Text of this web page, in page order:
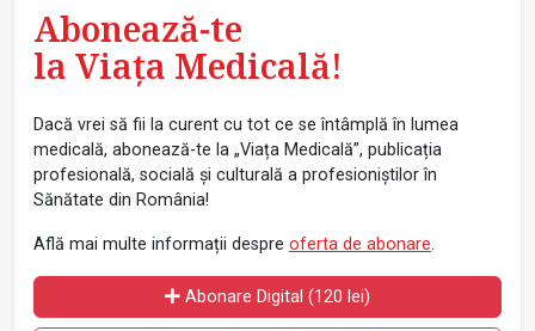
Abonează-te
la Viața Medicală!
Dacă vrei să fii la curent cu tot ce se întâmplă în lumea
medicală, abonează-te la „Viața Medicală”, publicația
profesională, socială și culturală a profesioniștilor în
Sănătate din România!
Află mai multe informații despre oferta de abonare.
Abonare Digital (120 lei)